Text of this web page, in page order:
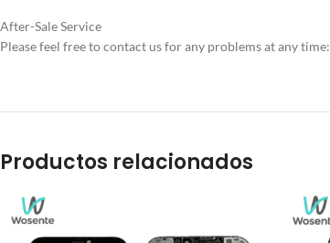
After-Sale Service
Please feel free to contact us for any problems at any time:
Productos relacionados